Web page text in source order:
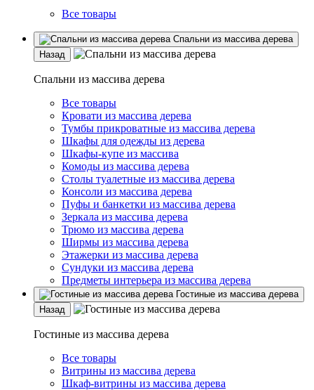
Все товары
Спальни из массива дерева
Назад
Спальни из массива дерева
Все товары
Кровати из массива дерева
Тумбы прикроватные из массива дерева
Шкафы для одежды из дерева
Шкафы-купе из массива
Комоды из массива дерева
Столы туалетные из массива дерева
Консоли из массива дерева
Пуфы и банкетки из массива дерева
Зеркала из массива дерева
Трюмо из массива дерева
Ширмы из массива дерева
Этажерки из массива дерева
Сундуки из массива дерева
Предметы интерьера из массива дерева
Гостиные из массива дерева
Назад
Гостиные из массива дерева
Все товары
Витрины из массива дерева
Шкаф-витрины из массива дерева